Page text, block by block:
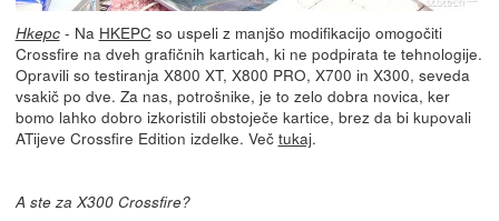
Hkepc- Na HKEPC so uspeli z manjšo modifikacijo omogočiti
Crossfire na dveh grafičnih karticah, ki ne podpirata te tehnologije.
Opravili so testiranja X800 XT, X800 PRO, X700 in X300, seveda
vsakič po dve. Za nas, potrošnike, je to zelo dobra novica, ker
bomo lahko dobro izkoristili obstoječe kartice, brez da bi kupovali
ATijeve Crossfire Edition izdelke. Več tukaj.
A ste za X300 Crossfire?